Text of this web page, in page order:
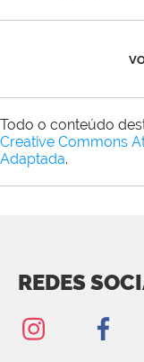
Todo o conteúdo
Creative Commons
Adaptada.
REDES